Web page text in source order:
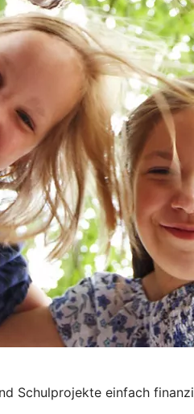
Schulprojekte einfach